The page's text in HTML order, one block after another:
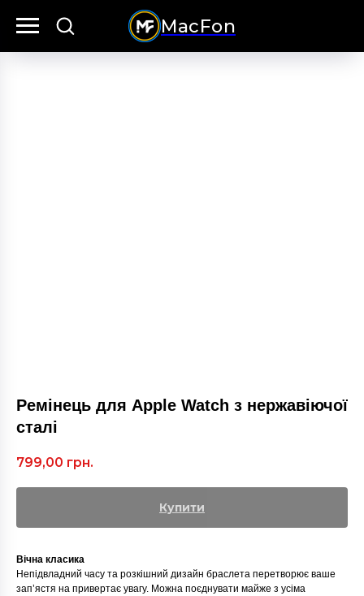
MacFon
Ремінець для Apple Watch з нержавіючої
сталі
799,00 грн.
Купити
Вічна класика
Непідвладний часу та розкішний дизайн браслета перетворює ваше
зап’ястя на привертає увагу. Можна поєднувати майже з усіма